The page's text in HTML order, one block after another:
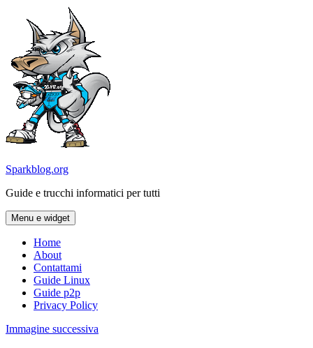
contenuto
Sparkblog.org
Guide e trucchi informatici per tutti
Menu e widget
Home
About
Contattami
Guide Linux
Guide p2p
Privacy Policy
Immagine successiva